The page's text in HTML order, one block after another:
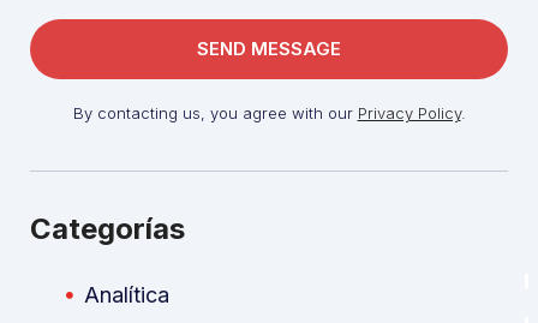
By contacting us, you agree with our Privacy Policy.
Categorías
Analítica